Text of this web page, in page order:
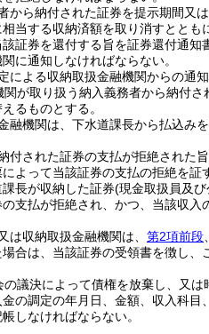
から納付された証券を提示期間又
当する収納済額を取り消すとと
証券を還付する旨を証券還付通知
に通知しなければならない。
による収納取扱金融機関からの通
が取り扱う納入義務者から納付さ
るものとする。
融機関は、下水道課長から払込み
付された証券の支払が拒絶された
よって当該証券の支払の拒絶を
長が収納した証券(現金取扱員及
支払が拒絶され、かつ、当該収
は収納取扱金融機関は、 第2項前段
合は、当該証券の受領書を徴し、
議決によって債権を放棄し、又
の調定の年月日、金額、収入科
しなければならない。